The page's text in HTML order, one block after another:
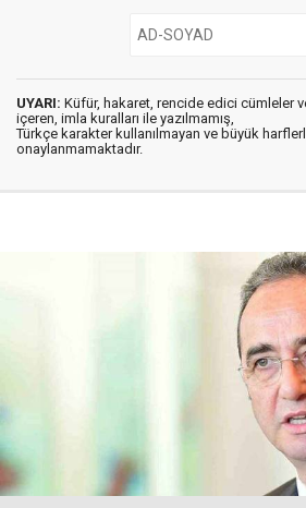
UYARI: Küfür, hakaret, rencide edici cümleler
içeren, imla kuralları ile yazılmamış,
Türkçe karakter kullanılmayan ve büyük
onaylanmamaktadır.